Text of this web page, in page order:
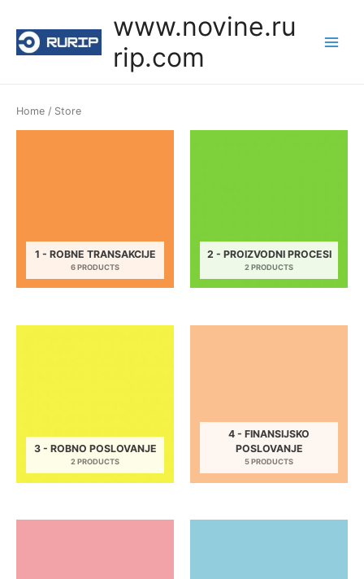
content
www.novine.ru
rip.com
Home / Store
1 - ROBNE TRANSAKCIJE
6 PRODUCTS
2 - PROIZVODNI PROCESI
2 PRODUCTS
3 - ROBNO POSLOVANJE
2 PRODUCTS
4 - FINANSIJSKO
POSLOVANJE
5 PRODUCTS